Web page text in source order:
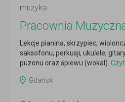
muzyka
Pracownia
Lekcje pianina, skrzypiec,
saksofonu, perkusji, ukulele,
puzonu oraz śpiewu (wokal).
Gdańsk